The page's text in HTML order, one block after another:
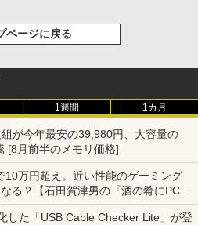
ページに戻る
1週間 1カ月
が今年最安の39,980円、大容量の
[8月前半のメモリ価格]
10万円超え。近い性能のゲーミング
る？【石田賀津男の『酒の肴にPCゲ
した「USB Cable Checker Lite」が登